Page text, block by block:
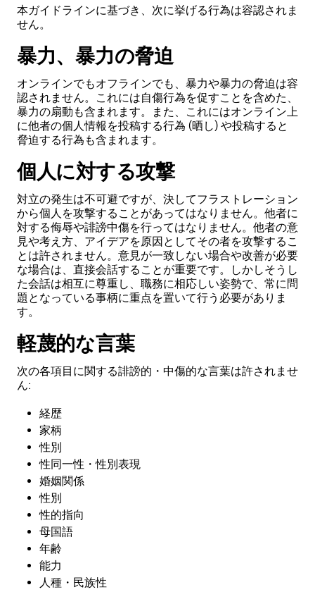
本ガイドラインに基づき、次に挙げる行為は容認されま
せん。
暴力、暴力の脅迫
オンラインでもオフラインでも、暴力や暴力の脅迫は容
認されません。これには自傷行為を促すことを含めた、
暴力の扇動も含まれます。また、これにはオンライン上
に他者の個人情報を投稿する行為 (晒し) や投稿すると
脅迫する行為も含まれます。
個人に対する攻撃
対立の発生は不可避ですが、決してフラストレーション
から個人を攻撃することがあってはなりません。他者に
対する侮辱や誹謗中傷を行ってはなりません。他者の意
見や考え方、アイデアを原因としてその者を攻撃するこ
とは許されません。意見が一致しない場合や改善が必要
な場合は、直接会話することが重要です。しかしそうし
た会話は相互に尊重し、職務に相応しい姿勢で、常に問
題となっている事柄に重点を置いて行う必要がありま
す。
軽蔑的な言葉
次の各項目に関する誹謗的・中傷的な言葉は許されませ
ん:
経歴
家柄
性別
性同一性・性別表現
婚姻関係
性別
性的指向
母国語
年齢
能力
人種・民族性